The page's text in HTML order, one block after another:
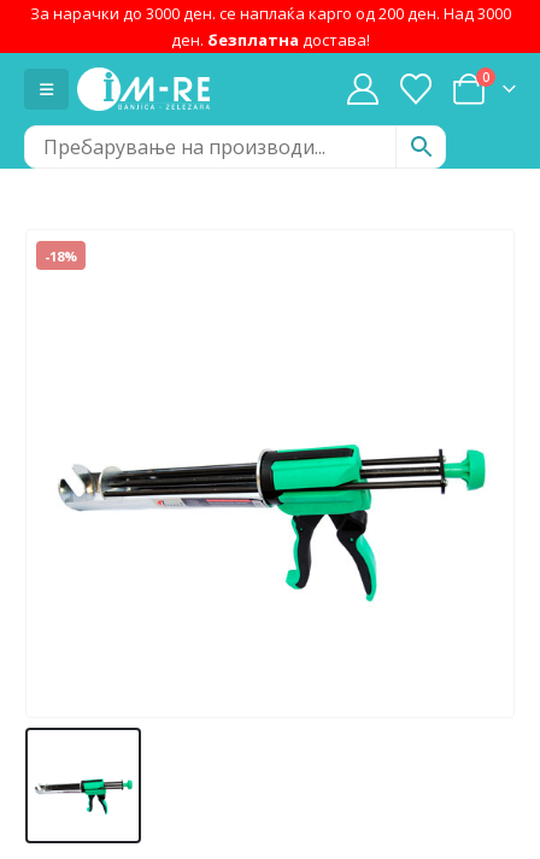
За нарачки до 3000 ден. се наплаќа карго од 200 ден. Над 3000
ден. безплатна достава!
0
-18%